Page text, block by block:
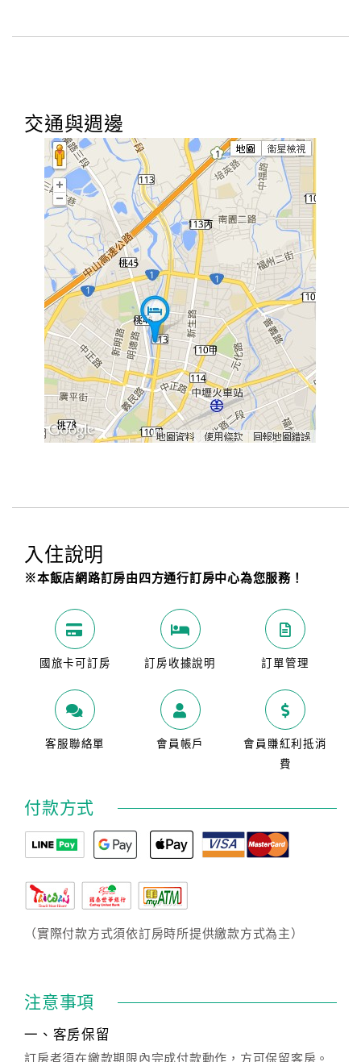
交通與週邊
入住說明
※本飯店網路訂房由四方通行訂房中心為您服務！
國旅卡可訂房 訂房收據說明 訂單管理
客服聯絡單 會員帳戶
會員賺紅利抵消
費
付款方式
（實際付款方式須依訂房時所提供繳款方式為主）
注意事項
一、客房保留
訂房者須在繳款期限內完成付款動作，方可保留客房。